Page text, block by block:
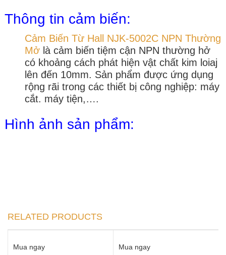
Thông tin cảm biến:
Cảm Biến Từ Hall NJK-5002C NPN Thường
Mởlà cảm biến tiệm cận NPN thường hở
có khoảng cách phát hiện vật chất kim loiaj
lên đến 10mm. Sản phẩm được ứng dụng
rộng rãi trong các thiết bị công nghiệp: máy
cắt. máy tiện,….
Hình ảnh sản phẩm:
RELATED PRODUCTS
Mua ngay
Mua ngay